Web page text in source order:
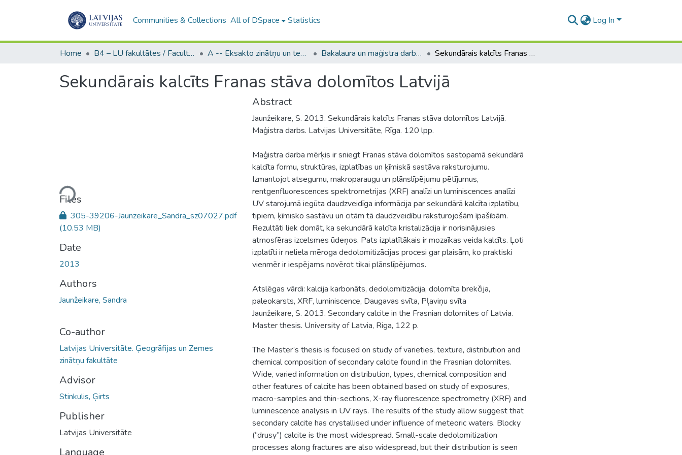
Communities & Collections All of DSpace Statistics Log In
Home B4 – LU fakultātes / Faculties of the UL A -- Eksakto zinātņu un tehnoloģiju fakultāte / Faculty of Science and Technology Bakalaura un maģistra darbi (EZTF) / Bachelor's and Master's theses Sekundārais kalcīts Franas stāva dolomītos Latvijā
Sekundārais kalcīts Franas stāva dolomītos Latvijā
Loading...
Files
305-39206-Jaunzeikare_Sandra_sz07027.pdf
(10.53 MB)
Date
2013
Authors
Jaunžeikare, Sandra
Co-author
Latvijas Universitāte. Ģeogrāfijas un Zemes
zinātņu fakultāte
Advisor
Stinkulis, Ģirts
Publisher
Latvijas Universitāte
Language
Abstract
Jaunžeikare, S. 2013. Sekundārais kalcīts Franas stāva dolomītos Latvijā.
Maģistra darbs. Latvijas Universitāte, Rīga. 120 lpp.
Maģistra darba mērķis ir sniegt Franas stāva dolomītos sastopamā sekundārā
kalcīta formu, struktūras, izplatības un ķīmiskā sastāva raksturojumu.
Izmantojot atsegumu, makroparaugu un plānslīpējumu pētījumus,
rentgenfluorescences spektrometrijas (XRF) analīzi un luminiscences analīzi
UV starojumā iegūta daudzveidīga informācija par sekundārā kalcīta izplatību,
tipiem, ķīmisko sastāvu un citām tā daudzveidību raksturojošām īpašībām.
Rezultāti liek domāt, ka sekundārā kalcīta kristalizācija ir norisinājusies
atmosfēras izcelsmes ūdeņos. Pats izplatītākais ir mozaīkas veida kalcīts. Ļoti
izplatīti ir neliela mēroga dedolomitizācijas procesi gar plaisām, ko praktiski
vienmēr ir iespējams novērot tikai plānslīpējumos.
Atslēgas vārdi: kalcija karbonāts, dedolomitizācija, dolomīta brekčija,
paleokarsts, XRF, luminiscence, Daugavas svīta, Pļaviņu svīta
Jaunžeikare, S. 2013. Secondary calcite in the Frasnian dolomites of Latvia.
Master thesis. University of Latvia, Riga, 122 p.
The Master’s thesis is focused on study of varieties, texture, distribution and
chemical composition of secondary calcite found in the Frasnian dolomites.
Wide, varied information on distribution, types, chemical composition and
other features of calcite has been obtained based on study of exposures,
macro-samples and thin-sections, X-ray fluorescence spectrometry (XRF) and
luminescence analysis in UV rays. The results of the study allow suggest that
secondary calcite has crystallised under influence of meteoric waters. Blocky
(“drusy”) calcite is the most widespread. Small-scale dedolomitization
processes along fractures are also widespread, but their distribution is seen